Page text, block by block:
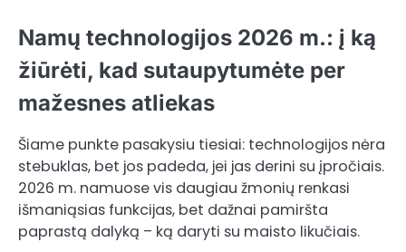
Namų technologijos 2026 m.: į ką
žiūrėti, kad sutaupytumėte per
mažesnes atliekas
Šiame punkte pasakysiu tiesiai: technologijos nėra
stebuklas, bet jos padeda, jei jas derini su įpročiais.
2026 m. namuose vis daugiau žmonių renkasi
išmaniąsias funkcijas, bet dažnai pamiršta
paprastą dalyką – ką daryti su maisto likučiais.